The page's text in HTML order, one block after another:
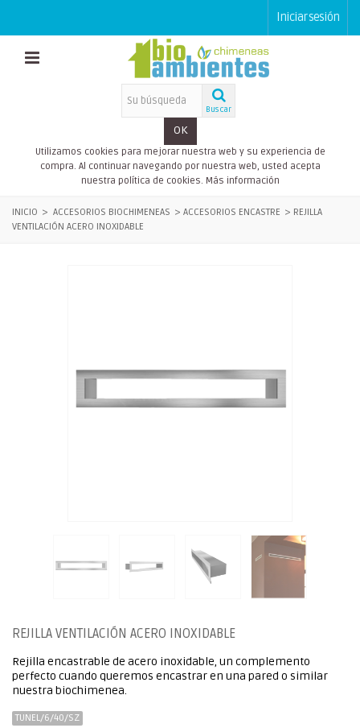
Iniciar sesión
Buscar
OK
Utilizamos cookies para mejorar nuestra web y su experiencia de
compra. Al continuar navegando por nuestra web, usted acepta
nuestra política de cookies. Más información
INICIO > ACCESORIOS BIOCHIMENEAS > ACCESORIOS ENCASTRE > REJILLA
VENTILACIÓN ACERO INOXIDABLE
REJILLA VENTILACIÓN ACERO INOXIDABLE
Rejilla encastrable de acero inoxidable, un complemento
perfecto cuando queremos encastrar en una pared o similar
nuestra biochimenea.
TUNEL/6/40/SZ